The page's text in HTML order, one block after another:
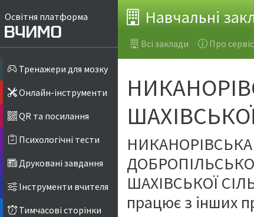
Освітня платформа
Тренажери для мозку
Онлайн-інструменти
QR та посилання
Психологічні тести
Друковані завдання
Інструменти вчителя
Тимчасові сторінки
Навчальні
Всі заклади Про сервіс
ШАХІВСЬКОЇ
працює з інших